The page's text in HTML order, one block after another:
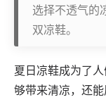
选择不透气的
双凉鞋。
夏日凉鞋成为了
够带来清凉，还